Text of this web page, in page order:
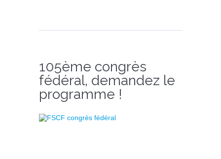
105ème congrès
fédéral, demandez le
programme !